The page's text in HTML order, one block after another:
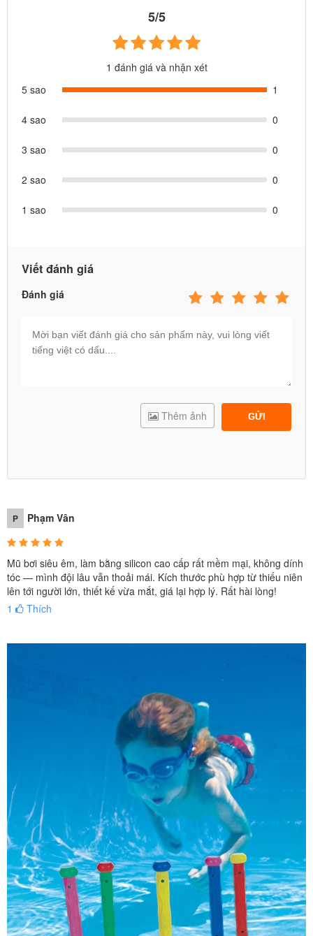
Kính bơi sẽ được đeo bên ngoài mũ
5/5
1 đánh giá và nhận xét
5 sao
1
4 sao 0
3 sao 0
2 sao 0
1 sao 0
Viết đánh giá
Đánh giá
GỬI
Thêm ảnh
P Phạm Vân
Mũ bơi siêu êm, làm bằng silicon cao cấp rất mềm mại, không dính
tóc — mình đội lâu vẫn thoải mái. Kích thước phù hợp từ thiếu niên
lên tới người lớn, thiết kế vừa mắt, giá lại hợp lý. Rất hài lòng!
1
Thích